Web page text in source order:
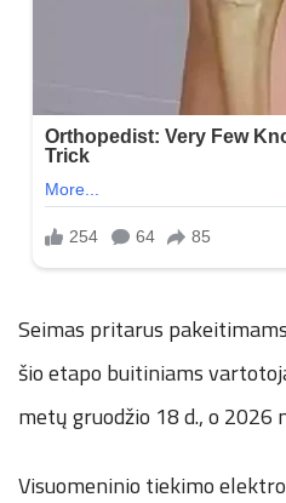
Seimas pritarus
šio etapo buitiniams
metų gruodžio 18 d., o 2026
Visuomeninio tiekimo